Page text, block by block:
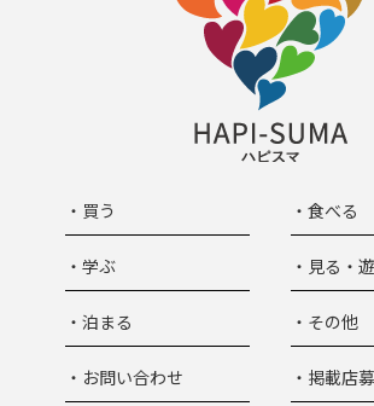
・買う ・食べる
・学ぶ ・見る・
・泊まる ・その他
・お問い合わせ ・掲載店